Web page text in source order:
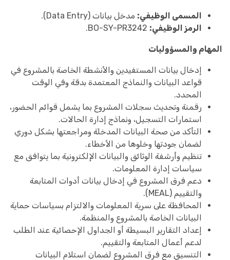
المسمى الوظيفي: مدخل بيانات (Data Entry).
الرمز الوظيفي:
المهام والمسؤوليات
إدخال بيانات المستفيدين والأنشطة الخاصة بالمشروع في
قواعد البيانات والنماذج المعتمدة بدقة وفي الوقت
المحدد.
رقمنة وتحديث سجلات المشروع بما يشمل قوائم الحضور،
استمارات التسجيل، ونماذج إدارة الحالات.
التأكد من صحة البيانات المدخلة ومراجعتها بشكل دوري
لضمان جودتها وخلوها من الأخطاء.
تنظيم وأرشفة الوثائق والبيانات الإلكترونية بما يتوافق مع
سياسات إدارة المعلومات.
دعم فرق المشروع في إدخال بيانات أدوات المتابعة
والتقييم (MEAL).
المحافظة على سرية المعلومات والالتزام بسياسات حماية
البيانات الخاصة بالمشروع والمنظمة.
إعداد التقارير البسيطة أو الجداول الإحصائية عند الطلب
لدعم أعمال المتابعة والتقييم.
التنسيق مع فرق المشروع لضمان استلام البيانات